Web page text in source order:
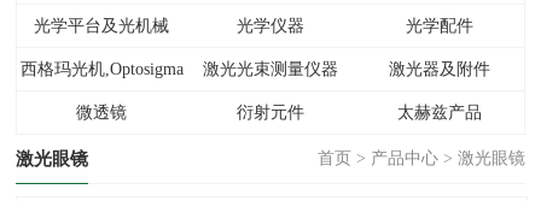
器）
光学平台及光机械 光学仪器 光学配件
西格玛光机,Optosigma 激光光束测量仪器 激光器及附件
微透镜 衍射元件 太赫兹产品
激光眼镜 首页 > 产品中心> 激光眼镜